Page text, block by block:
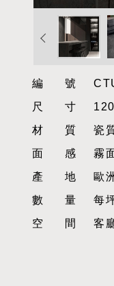
編號
尺寸
材質瓷
面感霧
產地歐洲
數量每
空間客